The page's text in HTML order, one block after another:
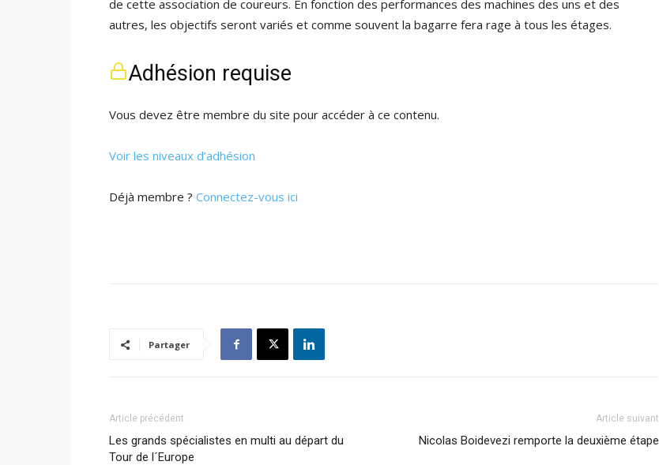
de cette association de coureurs. En fonction des performances des machines des uns et des
autres, les objectifs seront variés et comme souvent la bagarre fera rage à tous les étages.
Adhésion requise
Vous devez être membre du site pour accéder à ce contenu.
Voir les niveaux d’adhésion
Déjà membre ? Connectez-vous ici
Partager
Article précédent
Les grands spécialistes en multi au départ du
Tour de l´Europe
Article suivant
Nicolas Boidevezi remporte la deuxième étape